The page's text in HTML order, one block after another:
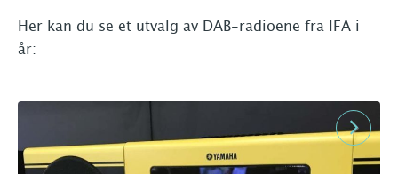
Her kan du se et utvalg av DAB-radioene fra IFA i
år:
Next